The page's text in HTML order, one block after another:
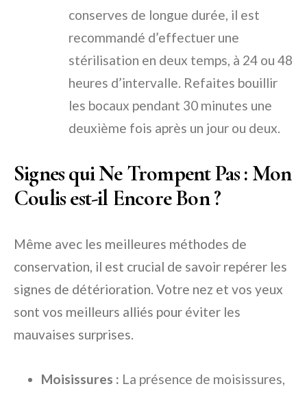
conserves de longue durée, il est
recommandé d’effectuer une
stérilisation en deux temps, à 24 ou 48
heures d’intervalle. Refaites bouillir
les bocaux pendant 30 minutes une
deuxième fois après un jour ou deux.
Signes qui Ne Trompent Pas : Mon
Coulis est-il Encore Bon ?
Même avec les meilleures méthodes de
conservation, il est crucial de savoir repérer les
signes de détérioration. Votre nez et vos yeux
sont vos meilleurs alliés pour éviter les
mauvaises surprises.
Moisissures : La présence de moisissures,